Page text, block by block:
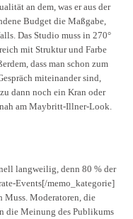
an dem, was er aus der
Budget die Maßgabe,
Das Studio muss in 270°
mit Struktur und Farbe
dass man schon zum
miteinander sind,
dann noch ein Kran oder
am Maybritt-Illner-Look.
langweilig, denn 80 % der
Events[/memo_kategorie]
Muss. Moderatoren, die
die Meinung des Publikums